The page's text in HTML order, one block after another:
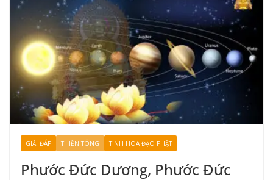
GIẢI ĐÁP THIỀN TÔNG TINH HOA ĐẠO PHẬT
Phước Đức Dương, Phước Đức